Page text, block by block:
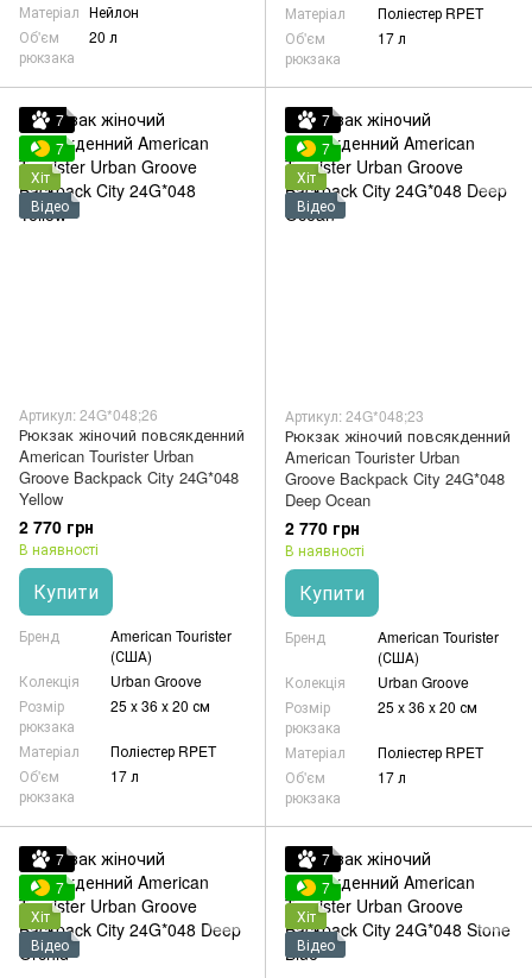
Матеріал Нейлон
Об'єм
рюкзака
20 л
Матеріал
Поліестер RPET
Об'єм
рюкзака
17 л
7
7
Хіт
Відео
Артикул: 24G*048;26
Рюкзак жіночий повсякденний
American Tourister Urban
Groove Backpack City 24G*048
Yellow
2 770 грн
В наявності
Купити
Бренд
American Tourister
(США)
Колекція
Urban Groove
Розмір
рюкзака
25 x 36 x 20 см
Матеріал
Поліестер RPET
Об'єм
рюкзака
17 л
7
7
Хіт
Відео
Артикул: 24G*048;23
Рюкзак жіночий повсякденний
American Tourister Urban
Groove Backpack City 24G*048
Deep Ocean
2 770 грн
В наявності
Купити
Бренд
American Tourister
(США)
Колекція
Urban Groove
Розмір
рюкзака
25 x 36 x 20 см
Матеріал
Поліестер RPET
Об'єм
рюкзака
17 л
7
7
Хіт
Відео
7
7
Хіт
Відео